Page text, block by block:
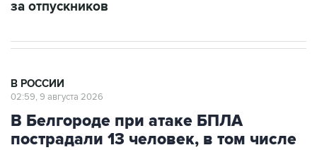
В Белгороде при атаке БПЛА
пострадали 13 человек, в том числе
двое детей